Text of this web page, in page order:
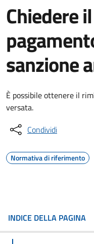
Chiedere
sanzione
È possibile ottenere il
versata.
Condividi
Normativa di riferimento
INDICE DELLA PAGINA